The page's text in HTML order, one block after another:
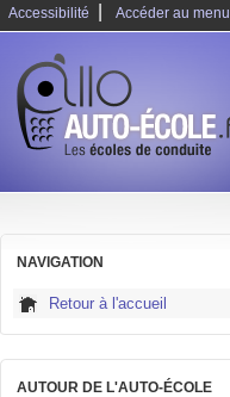
Accessibilité Accéder au menu
NAVIGATION
Retour à l'accueil
AUTOUR DE L'AUTO-ÉCOLE